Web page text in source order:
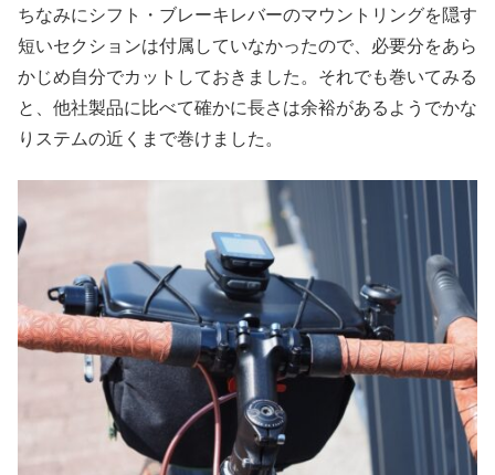
ちなみにシフト・ブレーキレバーのマウントリングを隠す
短いセクションは付属していなかったので、必要分をあら
かじめ自分でカットしておきました。それでも巻いてみる
と、他社製品に比べて確かに長さは余裕があるようでかな
りステムの近くまで巻けました。